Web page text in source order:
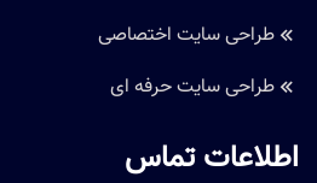
طراحی سایت اختصاصی
طراحی سایت حرفه ای
اطلاعات تماس